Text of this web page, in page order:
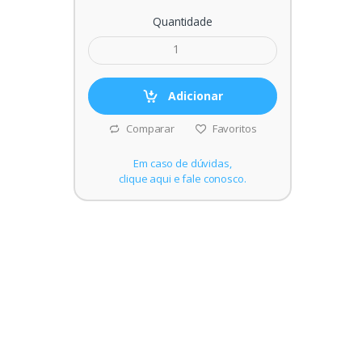
Quantidade
Adicionar
Comparar Favoritos
Em caso de dúvidas,
clique aqui e fale conosco.